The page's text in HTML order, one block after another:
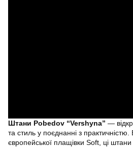
Штани Pobedov “Vershyna” —
та стиль у поєднанні з практичністю.
європейської плащівки Soft, ці